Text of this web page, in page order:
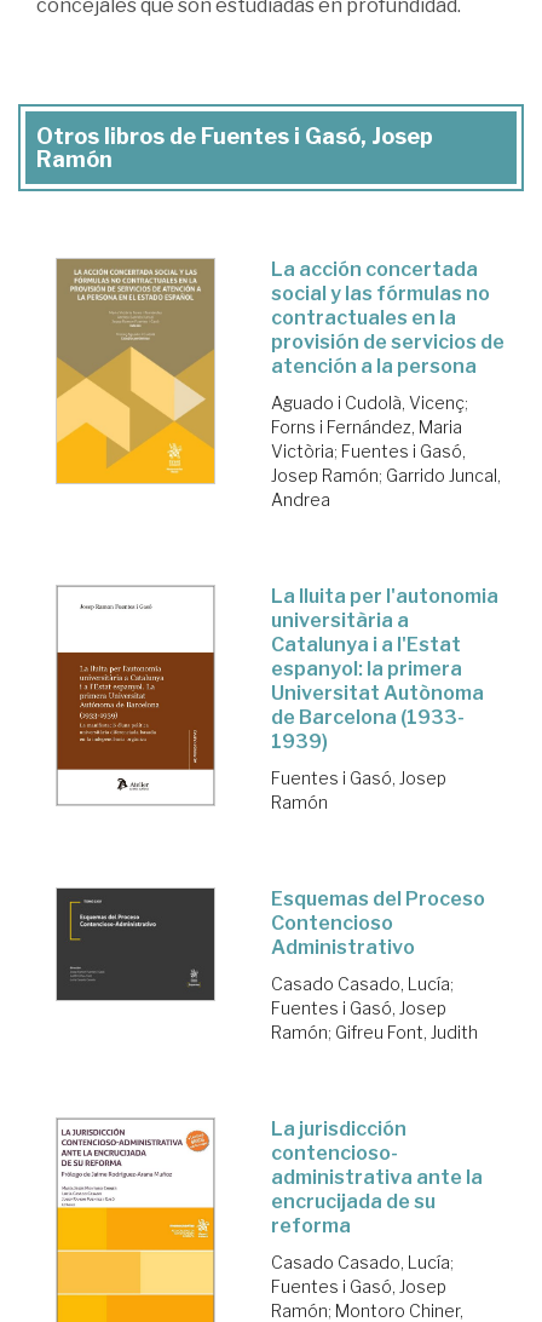
concejales que son estudiadas en profundidad.
Otros libros de Fuentes i Gasó, Josep
Ramón
La acción concertada
social y las fórmulas no
contractuales en la
provisión de servicios de
atención a la persona
Aguado i Cudolà, Vicenç;
Forns i Fernández, Maria
Victòria; Fuentes i Gasó,
Josep Ramón; Garrido Juncal,
Andrea
La lluita per l'autonomia
universitària a
Catalunya i a l'Estat
espanyol: la primera
Universitat Autònoma
de Barcelona (1933-
1939)
Fuentes i Gasó, Josep
Ramón
Esquemas del Proceso
Contencioso
Administrativo
Casado Casado, Lucía;
Fuentes i Gasó, Josep
Ramón; Gifreu Font, Judith
La jurisdicción
contencioso-
administrativa ante la
encrucijada de su
reforma
Casado Casado, Lucía;
Fuentes i Gasó, Josep
Ramón; Montoro Chiner,